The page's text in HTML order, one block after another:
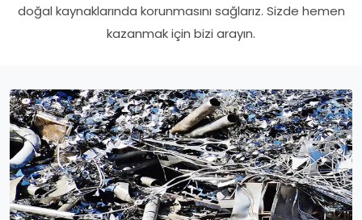
doğal kaynaklarında korunmasını sağlarız. Sizde hemen
kazanmak için bizi arayın.